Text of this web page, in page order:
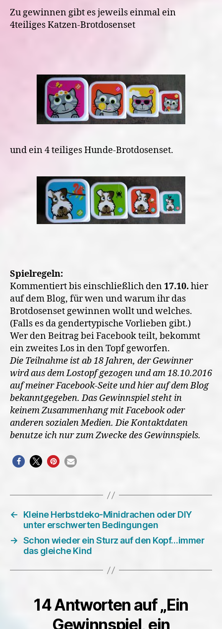
Zu gewinnen gibt es jeweils einmal ein
4teiliges Katzen-Brotdosenset
und ein 4 teiliges Hunde-Brotdosenset.
Spielregeln:
Kommentiert bis einschließlich den17.10. hier
auf dem Blog, für wen und warum ihr das
Brotdosenset gewinnen wollt und welches.
(Falls es da gendertypische Vorlieben gibt.)
Wer den Beitrag bei Facebook teilt, bekommt
ein zweites Los in den Topf geworfen.
Die Teilnahme ist ab 18 Jahren, der Gewinner
wird aus dem Lostopf gezogen und am 18.10.2016
auf meiner Facebook-Seite und hier auf dem Blog
bekanntgegeben. Das Gewinnspiel steht in
keinem Zusammenhang mit Facebook oder
anderen sozialen Medien. Die Kontaktdaten
benutze ich nur zum Zwecke des Gewinnspiels.
←
Kleine Herbstdeko-Minidrachen oder DIY
unter erschwerten Bedingungen
→ Schon wieder ein Sturz auf den Kopf…immer
das gleiche Kind
14 Antworten auf „Ein
Gewinnspiel, ein